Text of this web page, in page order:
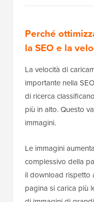
Perché
la SEO e la
La velocità di
importante nella
di ricerca
più in alto. Questo
immagini.
Le immagini
complessivo della
il download rispetto
pagina si carica più